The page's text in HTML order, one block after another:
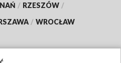
/ RZESZÓW /
/ WROCŁAW